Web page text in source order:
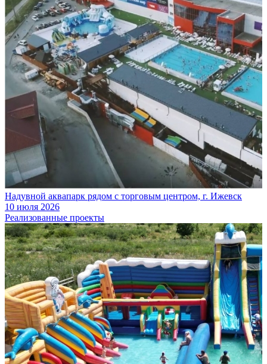
Надувной аквапарк рядом с торговым центром, г. Ижевск
10 июля 2026
Реализованные проекты